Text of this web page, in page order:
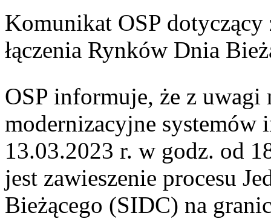
Komunikat OSP dotyczący
łączenia Rynków Dnia
OSP informuje, że z uwagi
modernizacyjne systemów
13.03.2023 r. w godz. od
jest zawieszenie procesu
Bieżącego (SIDC) na